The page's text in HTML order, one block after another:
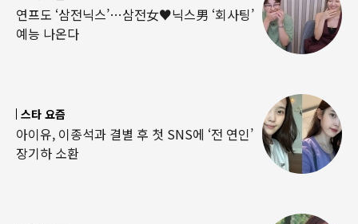
연프도 ‘삼전닉스’…삼전女♥닉스男 ‘회사팅’
예능 나온다
스타 요즘
아이유, 이종석과 결별 후 첫 SNS에 ‘전 연인’
장기하 소환